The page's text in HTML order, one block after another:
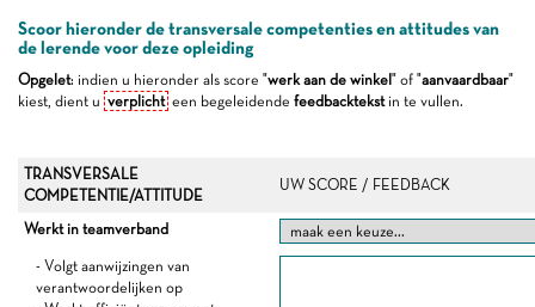
Scoor hieronder de transversale competenties en attitudes van
de lerende voor deze opleiding
Opgelet: indien u hieronder als score "werk aan de winkel " of "aanvaardbaar"
kiest, dient u verplicht een begeleidende feedbacktekstin te vullen.
TRANSVERSALE
COMPETENTIE/ATTITUDE
UW SCORE / FEEDBACK
Werkt in teamverband
- Volgt aanwijzingen van
verantwoordelijken op